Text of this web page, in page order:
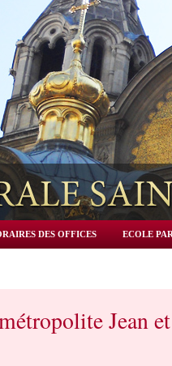
DES OFFICES ECOLE
Jean